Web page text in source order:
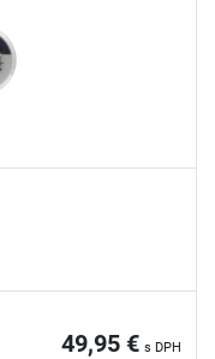
49,95 € s DPH